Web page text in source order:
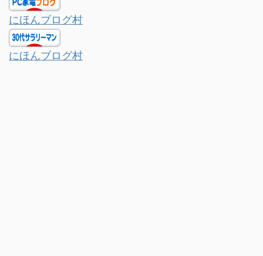
にほんブログ村
にほんブログ村